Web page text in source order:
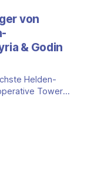
von
& Godin
Helden-
Tower-
& Godin